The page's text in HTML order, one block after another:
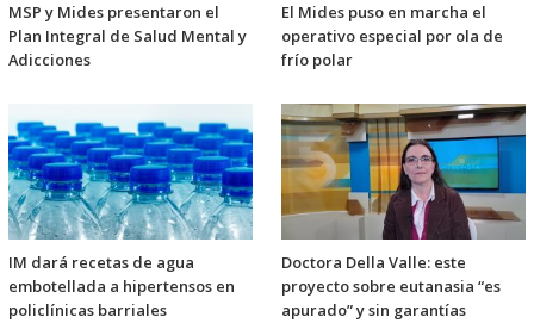
MSP y Mides presentaron el
Plan Integral de Salud Mental y
Adicciones
El Mides puso en marcha el
operativo especial por ola de
frío polar
IM dará recetas de agua
embotellada a hipertensos en
policlínicas barriales
Doctora Della Valle: este
proyecto sobre eutanasia “es
apurado” y sin garantías